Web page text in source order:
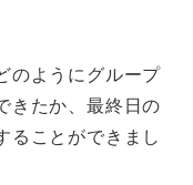
のようにグループ
きたか、最終日の
ることができまし